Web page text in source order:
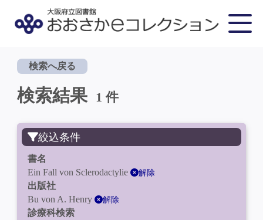
検索へ戻る
検索結果 1 件
絞込条件
書名
Ein Fall von Sclerodactylie
解除
出版社
Bu von A. Henry
解除
診療科検索